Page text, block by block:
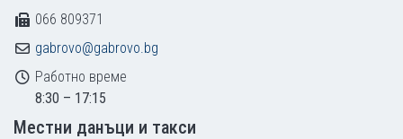
066 809371
gabrovo@gabrovo.bg
Работно време
8:30 – 17:15
Местни данъци и такси